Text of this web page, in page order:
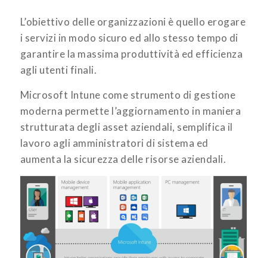
L’obiettivo delle organizzazioni è quello erogare
i servizi in modo sicuro ed allo stesso tempo di
garantire la massima produttività ed efficienza
agli utenti finali.
Microsoft Intune come strumento di gestione
moderna permette l’aggiornamento in maniera
strutturata degli asset aziendali, semplifica il
lavoro agli amministratori di sistema ed
aumenta la sicurezza delle risorse aziendali.